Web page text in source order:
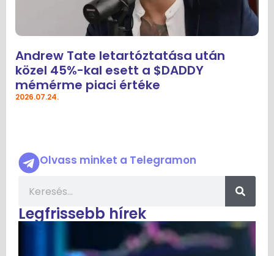
Andrew Tate letartóztatása után
közel 45%-kal esett a $DADDY
mémérme piaci értéke
2026.07.24.
Olvass minket a Telegramon
Legfrissebb hírek